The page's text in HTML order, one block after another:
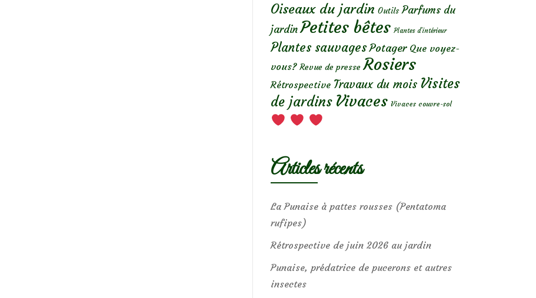
Oiseaux du jardin Outils Parfums du
jardin Petites bêtes Plantes d’intérieur
Plantes sauvages Potager Que voyez-
vous? Revue de presse Rosiers
Rétrospective Travaux du mois Visites
de jardins Vivaces Vivaces couvre-sol
Articles récents
La Punaise à pattes rousses (Pentatoma
rufipes)
Rétrospective de juin 2026 au jardin
Punaise, prédatrice de pucerons et autres
insectes